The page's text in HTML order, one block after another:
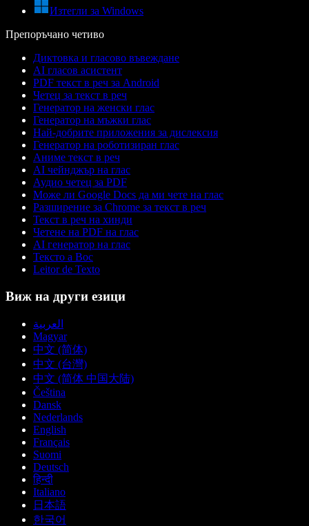
Изтегли за Windows
Препоръчано четиво
Диктовка и гласово въвеждане
AI гласов асистент
PDF текст в реч за Android
Четец за текст в реч
Генератор на женски глас
Генератор на мъжки глас
Най-добрите приложения за дислексия
Генератор на роботизиран глас
Аниме текст в реч
AI чейнджър на глас
Аудио четец за PDF
Може ли Google Docs да ми чете на глас
Разширение за Chrome за текст в реч
Текст в реч на хинди
Четене на PDF на глас
AI генератор на глас
Тексто а Вос
Leitor de Texto
Виж на други езици
العربية
Magyar
中文 (简体)
中文 (台灣)
中文 (简体 中国大陆)
Čeština
Dansk
Nederlands
English
Français
Suomi
Deutsch
हिन्दी
Italiano
日本語
한국어